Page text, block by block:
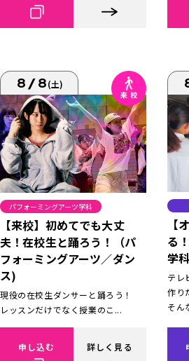
8/8(土)
パフォーミングアーツ学科
【来校】初めてでも大丈
夫！在校生と踊ろう！（パ
フォーミングアーツ／ダン
ス)
現役の在校生ダンサーと踊ろう！
レッスンだけでなく授業のこ...
申し込む 詳しく見る
【
る
学科
テレ
作り
そん